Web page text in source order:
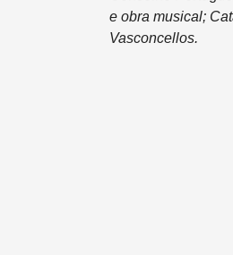
e obra musical;
Vasconcellos.